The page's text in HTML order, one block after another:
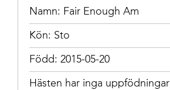
Namn: Fair Enough Am
Kön: Sto
Född: 2015-05-20
Hästen har inga uppfödningar